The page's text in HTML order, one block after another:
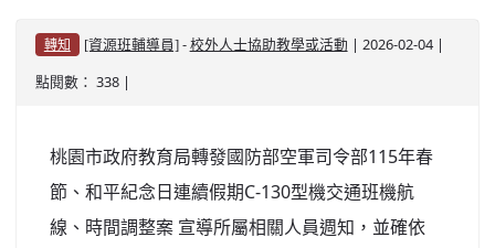
轉知 [資源班輔導員]- 校外人士協助教學或活動 | 2026-02-04 |
點閱數： 338 |
桃園市政府教育局轉發國防部空軍司令部115年春
節、和平紀念日連續假期C-130型機交通班機航
線、時間調整案 宣導所屬相關人員週知，並確依